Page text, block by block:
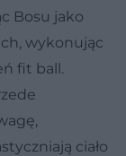
Bosu jako
wykonując
fit ball.
ciało